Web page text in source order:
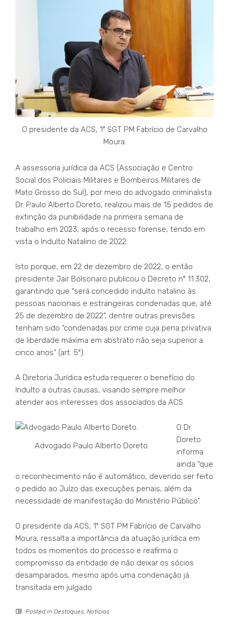
O presidente da ACS, 1º SGT PM Fabrício de Carvalho
Moura.
A assessoria jurídica da ACS (Associação e Centro
Social dos Policiais Militares e Bombeiros Militares de
Mato Grosso do Sul), por meio do advogado criminalista
Dr. Paulo Alberto Doreto, realizou mais de 15 pedidos de
extinção da punibilidade na primeira semana de
trabalho em 2023, após o recesso forense, tendo em
vista o Indulto Natalino de 2022.
Isto porque, em 22 de dezembro de 2022, o então
presidente Jair Bolsonaro publicou o Decreto nº 11.302,
garantindo que “será concedido indulto natalino às
pessoas nacionais e estrangeiras condenadas que, até
25 de dezembro de 2022”, dentre outras previsões
tenham sido “condenadas por crime cuja pena privativa
de liberdade máxima em abstrato não seja superior a
cinco anos” (art. 5º).
A Diretoria Jurídica estuda requerer o benefício do
Indulto a outras causas, visando sempre melhor
atender aos interesses dos associados da ACS.
Advogado Paulo Alberto Doreto.
O Dr.
Doreto
informa
ainda “que
o reconhecimento não é automático, devendo ser feito
o pedido ao Juízo das execuções penais, além da
necessidade de manifestação do Ministério Público”.
O presidente da ACS, 1º SGT PM Fabrício de Carvalho
Moura, ressalta a importância da atuação jurídica em
todos os momentos do processo e reafirma o
compromisso da entidade de não deixar os sócios
desamparados, mesmo após uma condenação já
transitada em julgado.
Posted in Destaques, Notícias